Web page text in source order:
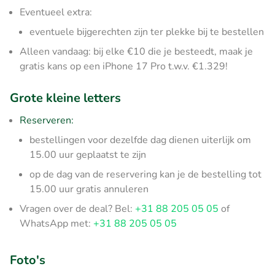
Eventueel extra:
eventuele bijgerechten zijn ter plekke bij te bestellen
Alleen vandaag: bij elke €10 die je besteedt, maak je
gratis kans op een iPhone 17 Pro t.w.v. €1.329!
Grote kleine letters
Reserveren:
bestellingen voor dezelfde dag dienen uiterlijk om
15.00 uur geplaatst te zijn
op de dag van de reservering kan je de bestelling tot
15.00 uur gratis annuleren
Vragen over de deal? Bel: +31 88 205 05 05 of
WhatsApp met: +31 88 205 05 05
Foto's